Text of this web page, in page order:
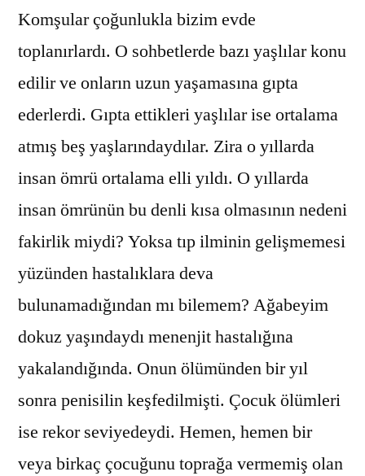
Komşular çoğunlukla bizim evde
toplanırlardı. O sohbetlerde bazı yaşlılar konu
edilir ve onların uzun yaşamasına gıpta
ederlerdi. Gıpta ettikleri yaşlılar ise ortalama
atmış beş yaşlarındaydılar. Zira o yıllarda
insan ömrü ortalama elli yıldı. O yıllarda
insan ömrünün bu denli kısa olmasının nedeni
fakirlik miydi? Yoksa tıp ilminin gelişmemesi
yüzünden hastalıklara deva
bulunamadığından mı bilemem? Ağabeyim
dokuz yaşındaydı menenjit hastalığına
yakalandığında. Onun ölümünden bir yıl
sonra penisilin keşfedilmişti. Çocuk ölümleri
ise rekor seviyedeydi. Hemen, hemen bir
veya birkaç çocuğunu toprağa vermemiş olan